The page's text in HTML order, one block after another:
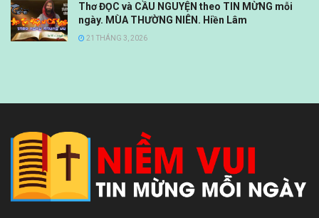
Thơ ĐỌC và CẦU NGUYỆN theo TIN MỪNG mỗi
ngày. MÙA THƯỜNG NIÊN. Hiền Lâm
21 THÁNG 3, 2026